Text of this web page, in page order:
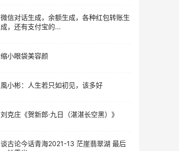
微信对话生成，余额生成，各种红包转账生
成，还有支付宝的...
缩小眼袋美容颜
風小彬：人生若只如初见，该多好
刘克庄《贺新郎·九日（湛湛长空黑）》
谈古论今话青海2021-13 茫崖翡翠湖 最后